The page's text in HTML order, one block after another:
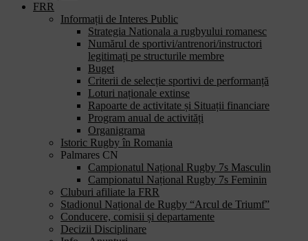
FRR
Informații de Interes Public
Strategia Nationala a rugbyului romanesc
Numărul de sportivi/antrenori/instructori
legitimați pe structurile membre
Buget
Criterii de selecție sportivi de performanță
Loturi naționale extinse
Rapoarte de activitate și Situații financiare
Program anual de activități
Organigrama
Istoric Rugby în Romania
Palmares CN
Campionatul Național Rugby 7s Masculin
Campionatul Național Rugby 7s Feminin
Cluburi afiliate la FRR
Stadionul Național de Rugby “Arcul de Triumf”
Conducere, comisii și departamente
Decizii Disciplinare